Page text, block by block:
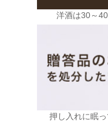
洋酒は30～
押し入れに眠